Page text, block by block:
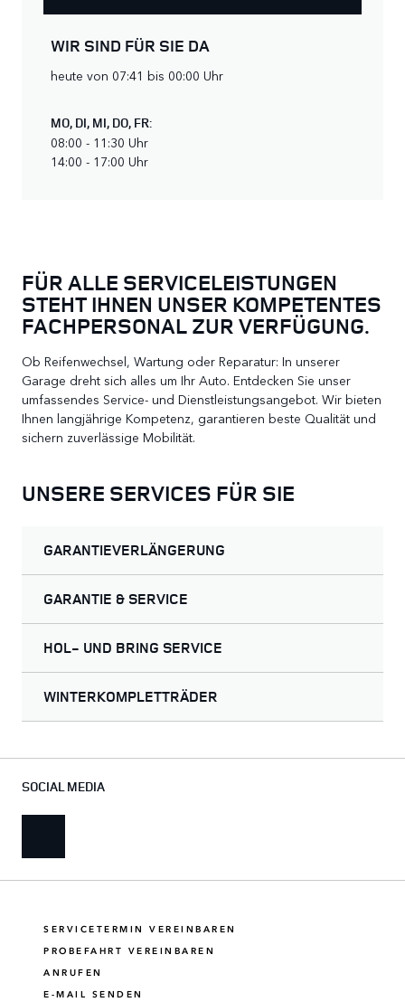
FÜR ALLE SERVICELEISTUNGEN
STEHT IHNEN UNSER KOMPETENTES
FACHPERSONAL ZUR VERFÜGUNG.
Ob Reifenwechsel, Wartung oder Reparatur: In unserer
Garage dreht sich alles um Ihr Auto. Entdecken Sie unser
umfassendes Service- und Dienstleistungsangebot. Wir bieten
Ihnen langjährige Kompetenz, garantieren beste Qualität und
sichern zuverlässige Mobilität.
UNSERE SERVICES FÜR SIE
GARANTIEVERLÄNGERUNG
GARANTIE & SERVICE
HOL- UND BRING SERVICE
WINTERKOMPLETTRÄDER
WIR SIND FÜR SIE DA
heute von 07:41 bis 00:00 Uhr
MO, DI, MI, DO, FR:
08:00 - 11:30 Uhr
14:00 - 17:00 Uhr
SERVICETERMIN VEREINBAREN
PROBEFAHRT VEREINBAREN
ANRUFEN
E-MAIL SENDEN
SOCIAL MEDIA